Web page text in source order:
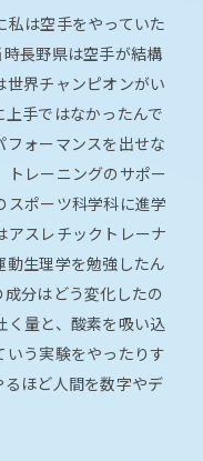
私は空手をやっていた
長野県は空手が結構
界チャンピオンがい
手ではなかったんで
ォーマンスを出せな
トレーニングのサポー
スポーツ科学科に進学
アスレチックトレーナ
生理学を勉強したん
分はどう変化したの
く量と、酸素を吸い込
う実験をやったりす
ほど人間を数字やデ